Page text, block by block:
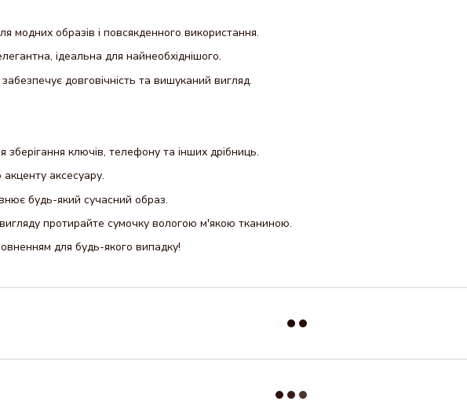
модних образів і повсякденного використання.
ідеальна для найнеобхіднішого.
довговічність та вишуканий вигляд.
зберігання ключів, телефону та інших дрібниць.
аксесуару.
будь-який сучасний образ.
протирайте сумочку вологою м'якою тканиною.
для будь-якого випадку!